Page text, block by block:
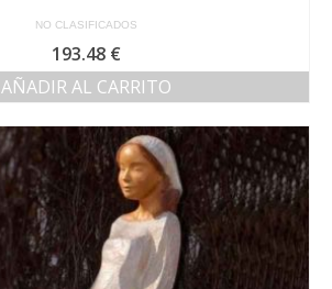
NO CLASIFICADOS
193.48 €
AÑADIR AL CARRITO